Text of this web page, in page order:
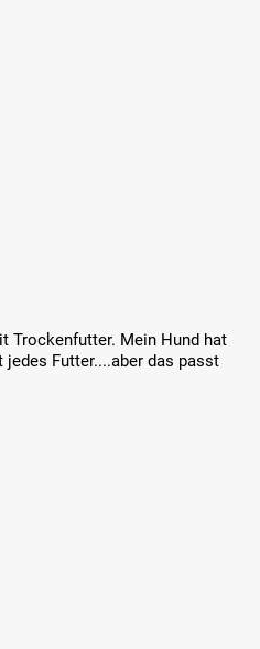
Trockenfutter. Mein Hund hat
Futter....aber das passt